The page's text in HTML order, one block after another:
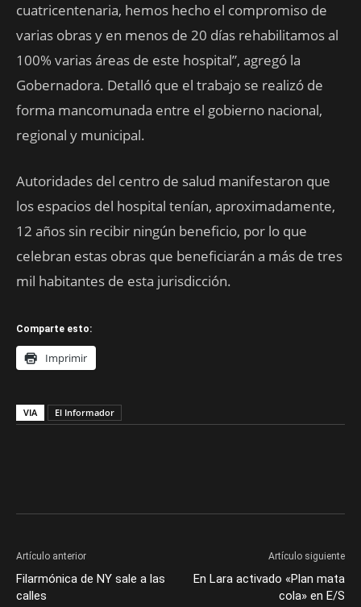
cuatricentenaria, hemos hecho el compromiso de
varias obras y en menos de 20 días rehabilitamos al
100% varias áreas de este hospital”, agregó la
Gobernadora. Detalló que el trabajo se realizó de
forma mancomunada entre el gobierno nacional,
regional y municipal.
Autoridades del centro de salud manifestaron que
los espacios del hospital tenían, aproximadamente,
12 años sin recibir ningún beneficio, por lo que
celebran estas obras que beneficiarán a más de tres
mil habitantes de esta jurisdicción.
Comparte esto:
Imprimir
VIA El Informador
Artículo anterior
Filarmónica de NY sale a las
calles
Artículo siguiente
En Lara activado «Plan mata
cola» en E/S